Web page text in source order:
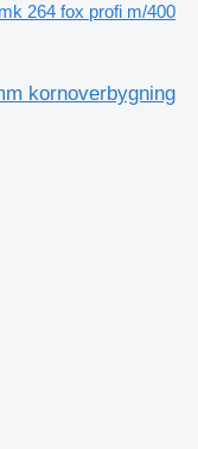
264 fox profi m/400
kornoverbygning